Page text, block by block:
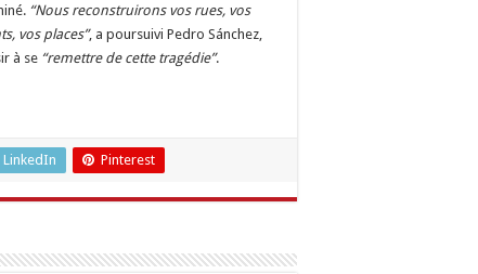
“Nous reconstruirons vos rues, vos
vos places”, a poursuivi Pedro Sánchez,
à se “remettre de cette tragédie”.
LinkedIn Pinterest